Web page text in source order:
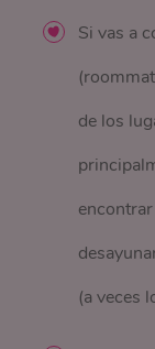
Si vas a
de los
(a veces